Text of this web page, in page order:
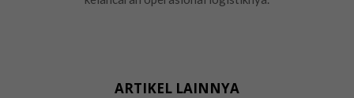
ARTIKEL LAINNYA